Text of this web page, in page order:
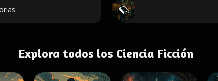
Explora todos los Ciencia Ficción